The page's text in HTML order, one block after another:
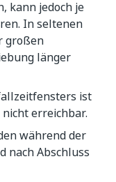
kann jedoch je
In seltenen
großen
länger
ist
erreichbar.
während der
nach Abschluss